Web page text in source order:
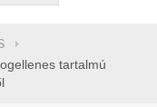
tartalmú